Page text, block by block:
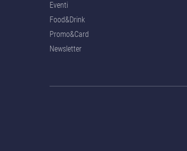
Eventi
Food&Drink
Promo&Card
Newsletter